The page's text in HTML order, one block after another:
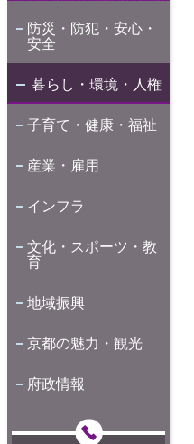
防災・防犯・安心・
安全
暮らし・環境・人権
子育て・健康・福祉
産業・雇用
インフラ
文化・スポーツ・教
育
地域振興
京都の魅力・観光
府政情報